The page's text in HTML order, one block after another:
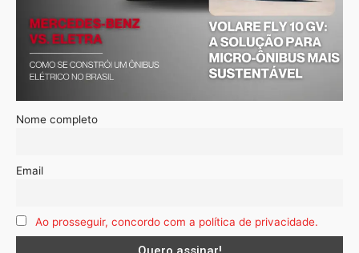
Nome completo
Email
Ao prosseguir, concordo com a política de privacidade.